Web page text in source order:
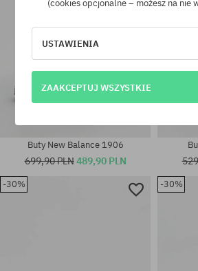
Dostępne rozmiary:
Buty New Balance 1906
699,90 PLN489,90 PLN
-30% -30%
(cookies opcjonalne – możesz na nie
USTAWIENIA
ZAAKCEPTUJ WSZYSTKIE